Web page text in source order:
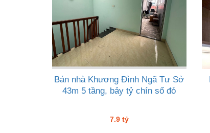
Bán nhà Khương Đình Ngã Tư Sở
43m 5 tầng, bảy tỷ chín sổ đỏ
7.9 tỷ